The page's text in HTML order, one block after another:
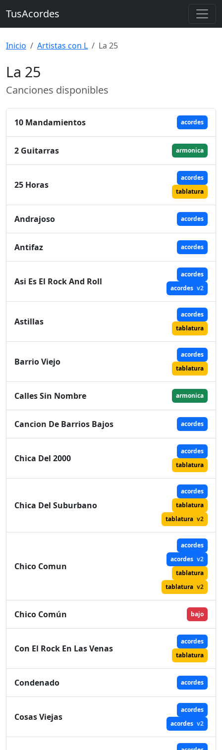
TusAcordes
Inicio Artistas con L La 25
La 25
Canciones disponibles
10 Mandamientos acordes
2 Guitarras armonica
25 Horas
acordes
tablatura
Andrajoso acordes
Antifaz acordes
Asi Es El Rock And Roll
acordes
acordes v2
Astillas
acordes
tablatura
Barrio Viejo
acordes
tablatura
Calles Sin Nombre armonica
Cancion De Barrios Bajos acordes
Chica Del 2000
acordes
tablatura
Chica Del Suburbano
acordes
tablatura
tablatura v2
Chico Comun
acordes
acordes v2
tablatura
tablatura v2
Chico Común bajo
Con El Rock En Las Venas
acordes
tablatura
Condenado acordes
Cosas Viejas
acordes
acordes v2